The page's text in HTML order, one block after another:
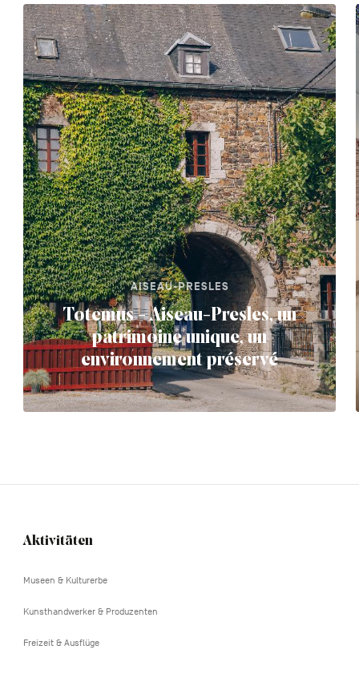
AISEAU-PRESLES
Totemus - Aiseau-Presles, un
patrimoine unique, un
environnement préservé
Navigation
Aktivitäten
Museen & Kulturerbe
Kunsthandwerker & Produzenten
Freizeit & Ausflüge